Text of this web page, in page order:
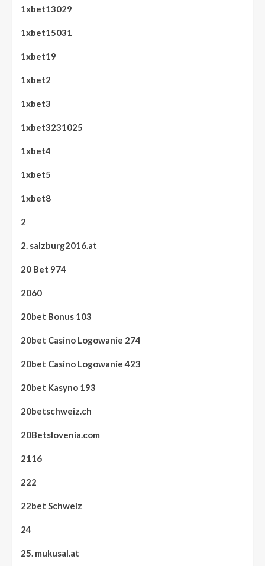
1xbet13029
1xbet15031
1xbet19
1xbet2
1xbet3
1xbet3231025
1xbet4
1xbet5
1xbet8
2
2. salzburg2016.at
20 Bet 974
2060
20bet Bonus 103
20bet Casino Logowanie 274
20bet Casino Logowanie 423
20bet Kasyno 193
20betschweiz.ch
20Betslovenia.com
2116
222
22bet Schweiz
24
25. mukusal.at